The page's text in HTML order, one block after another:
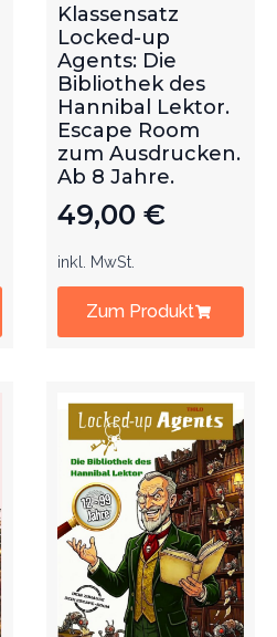
Klassensatz
Locked-up
Agents: Die
Bibliothek des
Hannibal Lektor.
Escape Room
zum Ausdrucken.
Ab 8 Jahre.
49,00 €
inkl. MwSt.
Zum Produkt